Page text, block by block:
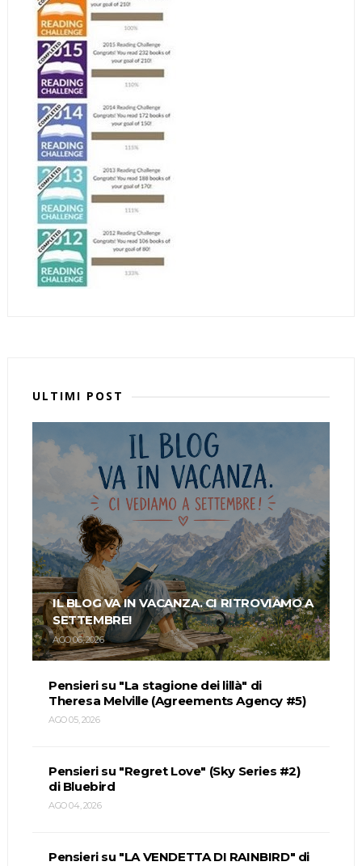
ULTIMI POST
IL BLOG VA IN VACANZA. CI RITROVIAMO A
SETTEMBRE!
AGO 06, 2026
Pensieri su "La stagione dei lillà" di
Theresa Melville (Agreements Agency #5)
AGO 05, 2026
Pensieri su "Regret Love" (Sky Series #2)
di Bluebird
AGO 04, 2026
Pensieri su "LA VENDETTA DI RAINBIRD" di